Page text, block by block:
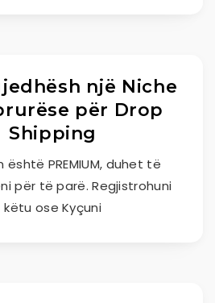
një Niche
për Drop
Shipping
është PREMIUM, duhet të
për të parë. Regjistrohuni
këtu ose Kyçuni